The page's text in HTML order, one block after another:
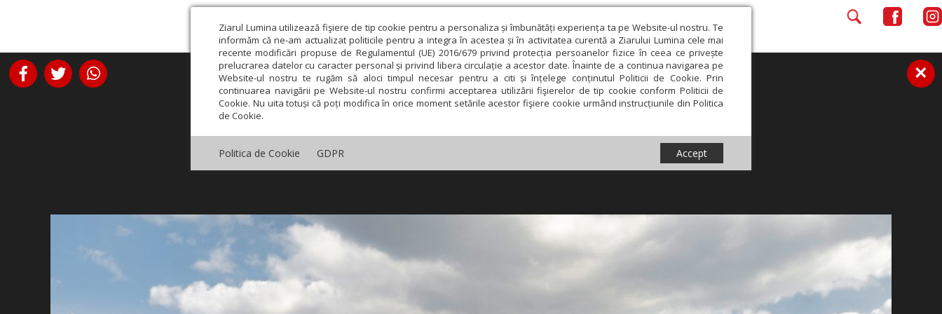
Ziarul Lumina utilizează fişiere de tip cookie pentru a personaliza și îmbunătăți experiența ta pe Website-ul nostru. Te
informăm că ne-am actualizat politicile pentru a integra în acestea și în activitatea curentă a Ziarului Lumina cele mai
recente modificări propuse de Regulamentul (UE) 2016/679 privind protecția persoanelor fizice în ceea ce privește
prelucrarea datelor cu caracter personal și privind libera circulație a acestor date. Înainte de a continua navigarea pe
Website-ul nostru te rugăm să aloci timpul necesar pentru a citi și înțelege conținutul Politicii de Cookie. Prin
continuarea navigării pe Website-ul nostru confirmi acceptarea utilizării fişierelor de tip cookie conform Politicii de
Cookie. Nu uita totuși că poți modifica în orice moment setările acestor fişiere cookie urmând instrucțiunile din Politica
de Cookie.
Politica de Cookie GDPR Accept
×